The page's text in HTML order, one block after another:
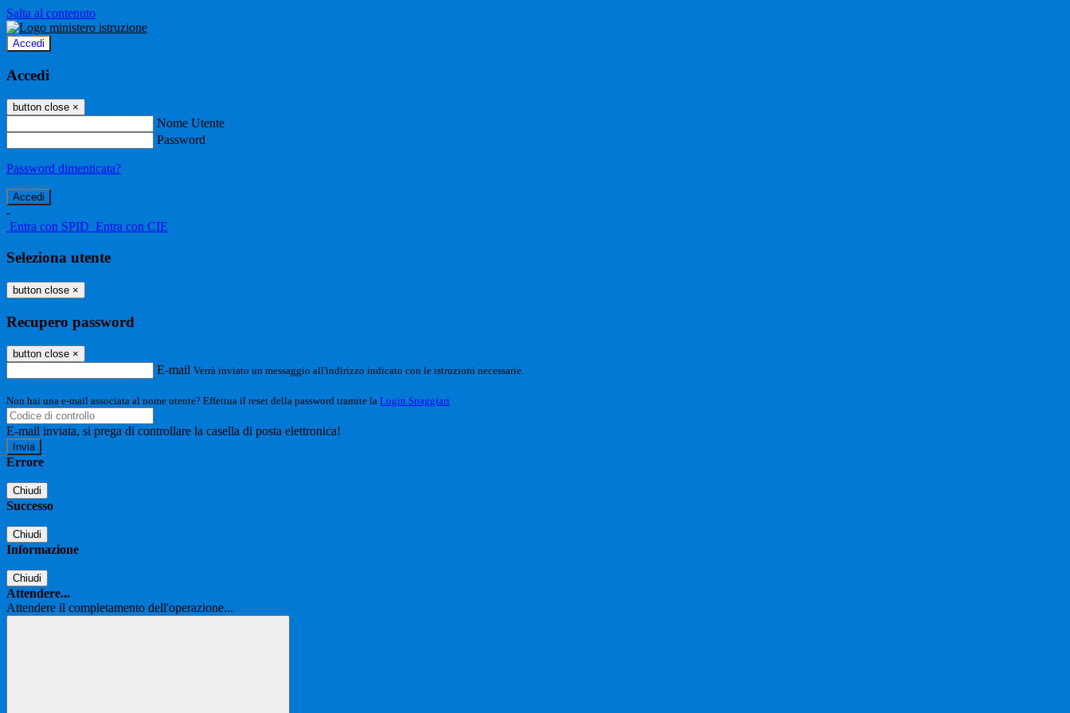
Salta al contenuto
Accedi
Accedi
button close ×
Nome Utente
Password
Password dimenticata?
-
Entra con SPID Entra con CIE
Seleziona utente
button close ×
Recupero password
button close ×
E-mail Verrà inviato un messaggio all'indirizzo indicato con le istruzioni necessarie.
Non hai una e-mail associata al nome utente? Effettua il reset della password tramite la Login Spaggiari
E-mail inviata, si prega di controllare la casella di posta elettronica!
Errore
Chiudi
Successo
Chiudi
Informazione
Chiudi
Attendere...
Attendere il completamento dell'operazione...